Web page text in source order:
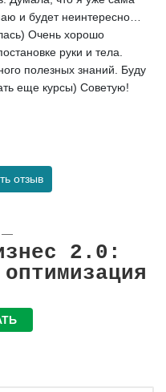
и будет неинтересно…
Очень хорошо
руки и тела.
полезных знаний. Буду
еще курсы) Советую!
отзыв
—
2.0: